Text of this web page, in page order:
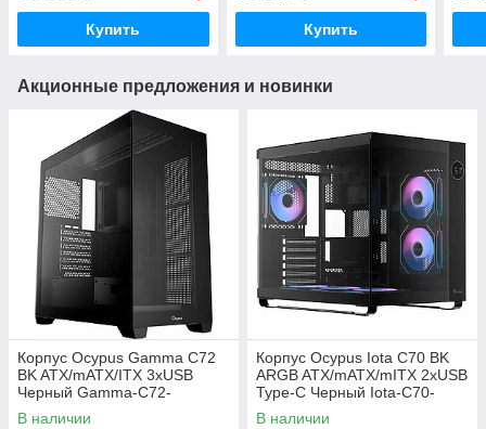
Купить Купить
Акционные предложения и новинки
Корпус Ocypus Gamma C72
BK ATX/mATX/ITX 3xUSB
Черный Gamma-C72-
BKD000XX-GL
В наличии
Корпус Ocypus Iota C70 BK
ARGB ATX/mATX/mITX 2xUSB
Type-C Черный Iota-C70-
BKD600XX-GL
В наличии